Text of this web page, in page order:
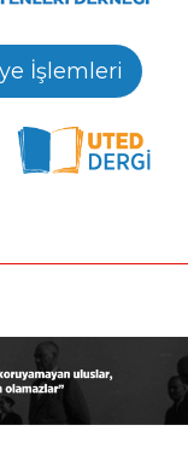
İşlemleri